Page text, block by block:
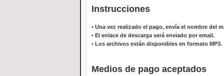
Instrucciones
• Una vez realizado el pago, envía el nombre del
• El enlace de descarga será enviado por email.
• Los archivos están disponibles en formato MP3.
Medios de pago aceptados